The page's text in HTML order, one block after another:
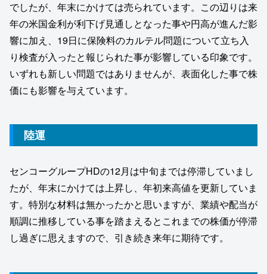
でしたが、年末にかけては売られています。この辺りは来
年の米国金利が利下げ見通しとなった事や円高が進んだ影
響に加え、19日に保険料のカルテル問題について立ち入
り検査が入ったと報じられた事が影響している印象です。
いずれも新しい問題ではありませんが、表面化した事で株
価にも影響を与えています。
陸運
センコーグループHDの12月は中旬までは停滞していまし
たが、年末にかけては上昇し、年初来高値を更新していま
す。特別な材料は無かったかと思いますが、業績や配当が
順調に推移している事を踏まえるとこれまでの株価が停滞
し過ぎに思えますので、引き続き来年に期待です。